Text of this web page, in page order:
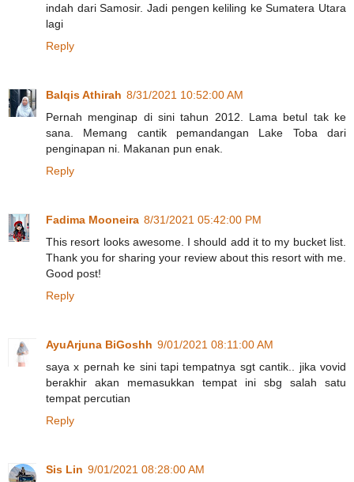
indah dari Samosir. Jadi pengen keliling ke Sumatera Utara
lagi
Reply
Balqis Athirah 8/31/2021 10:52:00 AM
Pernah menginap di sini tahun 2012. Lama betul tak ke
sana. Memang cantik pemandangan Lake Toba dari
penginapan ni. Makanan pun enak.
Reply
Fadima Mooneira 8/31/2021 05:42:00 PM
This resort looks awesome. I should add it to my bucket list.
Thank you for sharing your review about this resort with me.
Good post!
Reply
AyuArjuna BiGoshh 9/01/2021 08:11:00 AM
saya x pernah ke sini tapi tempatnya sgt cantik.. jika vovid
berakhir akan memasukkan tempat ini sbg salah satu
tempat percutian
Reply
Sis Lin 9/01/2021 08:28:00 AM